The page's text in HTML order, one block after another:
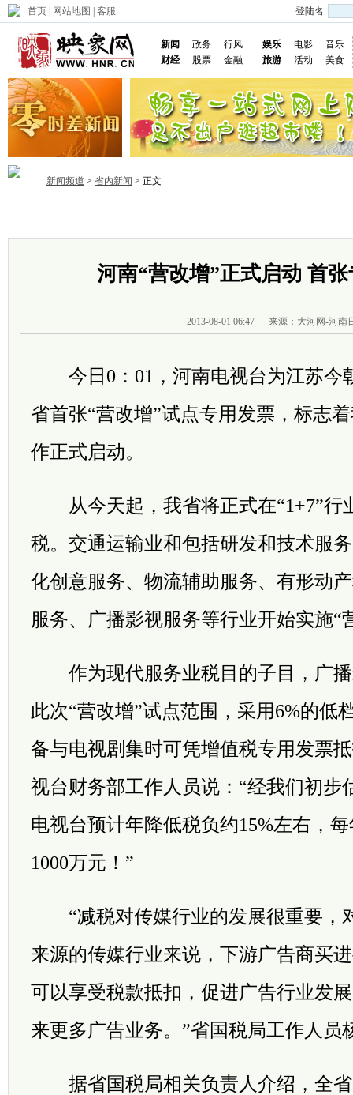
首页 网站地图 客服 登陆名
新闻 政务
行风
财经
股票 金融
娱乐 电影
音乐
旅游
活动 美食
新闻频道 > 省内新闻 > 正文
河南“营改增”正式启动 首
2013-08-01 06:47 来源：大河网-河南
今日0：01，河南电视台为江苏今
省首张“营改增”试点专用发票，标志
作正式启动。
从今天起，我省将正式在“1+7”行
税。交通运输业和包括研发和技术服
化创意服务、物流辅助服务、有形动
服务、广播影视服务等行业开始实施“
作为现代服务业税目的子目，广播
此次“营改增”试点范围，采用6%的低
备与电视剧集时可凭增值税专用发票
视台财务部工作人员说：“经我们初步
电视台预计年降低税负约15%左右，
1000万元！”
“减税对传媒行业的发展很重要，
来源的传媒行业来说，下游广告商买
可以享受税款抵扣，促进广告行业发
来更多广告业务。”省国税局工作人员
据省国税局相关负责人介绍，全省